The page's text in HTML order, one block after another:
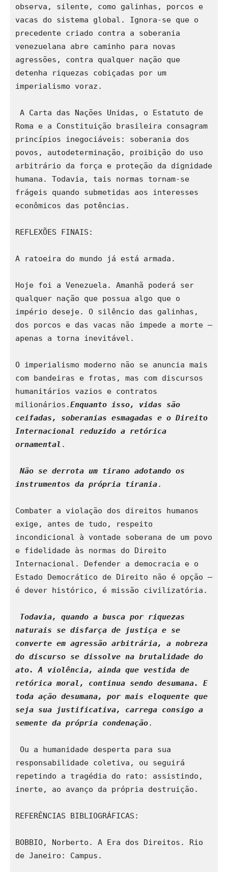
observa, silente, como galinhas, porcos e
vacas do sistema global. Ignora-se que o
precedente criado contra a soberania
venezuelana abre caminho para novas
agressões, contra qualquer nação que
detenha riquezas cobiçadas por um
imperialismo voraz.
Roma e a Constituição brasileira consagram
princípios inegociáveis: soberania dos
povos, autodeterminação, proibição do uso
arbitrário da força e proteção da dignidade
humana. Todavia, tais normas tornam-se
frágeis quando submetidas aos interesses
econômicos das potências.
REFLEXÕES FINAIS:
A ratoeira do mundo já está armada.
Hoje foi a Venezuela. Amanhã poderá ser
qualquer nação que possua algo que o
império deseje. O silêncio das galinhas,
dos porcos e das vacas não impede a morte —
apenas a torna inevitável.
O imperialismo moderno não se anuncia mais
com bandeiras e frotas, mas com discursos
humanitários vazios e contratos
milionários.Enquanto isso, vidas são
ceifadas, soberanias esmagadas e o Direito
Internacional reduzido a retórica
ornamental .
Não se derrota um tirano adotando os
instrumentos da própria tirania.
Combater a violação dos direitos humanos
exige, antes de tudo, respeito
incondicional à vontade soberana de um povo
e fidelidade às normas do Direito
Internacional. Defender a democracia e o
Estado Democrático de Direito não é opção —
é dever histórico, é missão civilizatória.
Todavia, quando a busca por riquezas
naturais se disfarça de justiça e se
converte em agressão arbitrária, a nobreza
do discurso se dissolve na brutalidade do
ato. A violência, ainda que vestida de
retórica moral, continua sendo desumana. E
toda ação desumana, por mais eloquente que
seja sua justificativa, carrega consigo a
semente da própria condenação.
responsabilidade coletiva, ou seguirá
repetindo a tragédia do rato: assistindo,
inerte, ao avanço da própria destruição.
REFERÊNCIAS BIBLIOGRÁFICAS:
BOBBIO, Norberto. A Era dos Direitos. Rio
de Janeiro: Campus.